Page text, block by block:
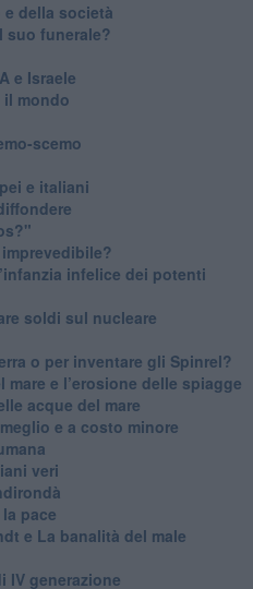
della società
suo funerale?
e Israele
il mondo
scemo
e italiani
infelice dei potenti
soldi sul nucleare
o per inventare gli Spinrel?
mare e l’erosione delle spiagge
acque del mare
e a costo minore
veri
pace
e La banalità del male
IV generazione